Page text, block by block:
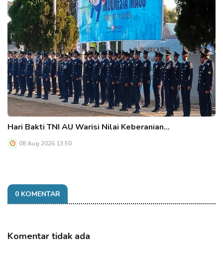
Hari Bakti TNI AU Warisi Nilai Keberanian…
08 Aug 2026 13:50
0 KOMENTAR
Komentar tidak ada